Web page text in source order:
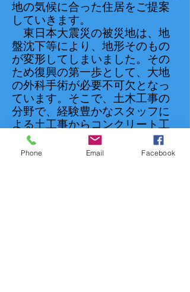
地の気候に合った住居をご提案
していきます。
東日本大震災の被災地は、地
盤沈下等により、地形そのもの
が変形してしまいました。その
ため復興の第一歩として、大地
の外科手術が必要不可欠となっ
ています。そこで、土木工事の
分野で、経験豊かなスタッフに
よる土工事からコンクリート工
事などの土木工事のパイオニア
として、復興に寄与したいと願
Phone Email Facebook